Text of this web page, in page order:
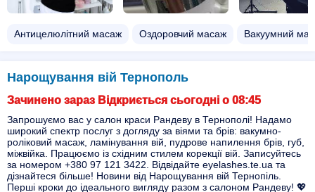
Антицелюлітний масаж Оздоровчий масаж Вакуумний
Нарощування вій Тернополь
Зачинено зараз Відкриється сьогодні о 08:45
Запрошуємо вас у салон краси Рандеву в Тернополі! Надамо
широкий спектр послуг з догляду за віями та брів: вакумно-
роліковий масаж, ламінування вій, пудрове напилення брів, губ,
міжвійка. Працюємо із східним стилем корекції вій. Записуйтесь
за номером +380 97 121 3422. Відвідайте eyelashes.te.ua та
дізнайтеся більше! Новини від Нарощування вій Тернопіль.
Перші кроки до ідеального вигляду разом з салоном Рандеву! 💖